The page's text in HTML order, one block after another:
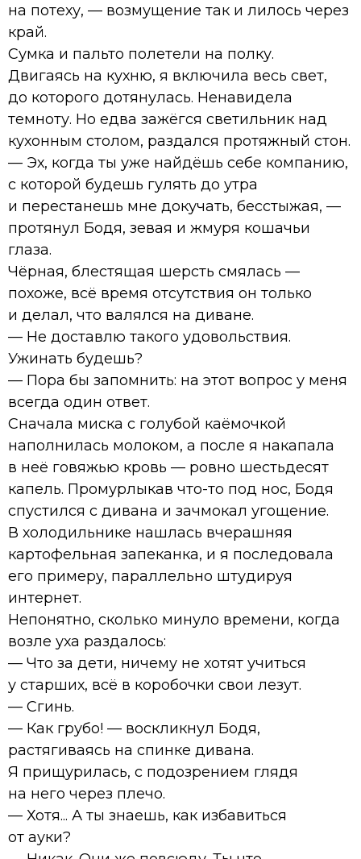
на потеху, — возмущение так и лилось через
край.
Сумка и пальто полетели на полку.
Двигаясь на кухню, я включила весь свет,
до которого дотянулась. Ненавидела
темноту. Но едва зажёгся светильник над
кухонным столом, раздался протяжный стон.
— Эх, когда ты уже найдёшь себе компанию,
с которой будешь гулять до утра
и перестанешь мне докучать, бесстыжая, —
протянул Бодя, зевая и жмуря кошачьи
глаза.
Чёрная, блестящая шерсть смялась —
похоже, всё время отсутствия он только
и делал, что валялся на диване.
— Не доставлю такого удовольствия.
Ужинать будешь?
— Пора бы запомнить: на этот вопрос у меня
всегда один ответ.
Сначала миска с голубой каёмочкой
наполнилась молоком, а после я накапала
в неё говяжью кровь — ровно шестьдесят
капель. Промурлыкав что-то под нос, Бодя
спустился с дивана и зачмокал угощение.
В холодильнике нашлась вчерашняя
картофельная запеканка, и я последовала
его примеру, параллельно штудируя
интернет.
Непонятно, сколько минуло времени, когда
возле уха раздалось:
— Что за дети, ничему не хотят учиться
у старших, всё в коробочки свои лезут.
— Сгинь.
— Как грубо! — воскликнул Бодя,
растягиваясь на спинке дивана.
Я прищурилась, с подозрением глядя
на него через плечо.
— Хотя... А ты знаешь, как избавиться
от ауки?